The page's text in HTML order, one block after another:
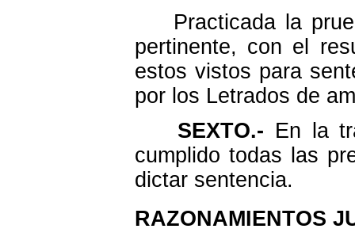
Practicada la
pertinente, con el
estos vistos para
por los Letrados de
SEXTO.- En la
cumplido todas las
dictar sentencia.
RAZONAMIENTOS